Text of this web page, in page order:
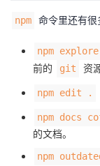
npm 命令里还有很
npm
前的
git 资
npm edit .
npm docs
的文档。
npm